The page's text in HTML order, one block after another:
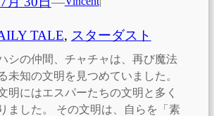
TALE, スターダスト
シの仲間、チャチャは、再び魔法
未知の文明を見つめていました。
明にはエスパーたちの文明と多く
ました。 その文明は、自らを「素